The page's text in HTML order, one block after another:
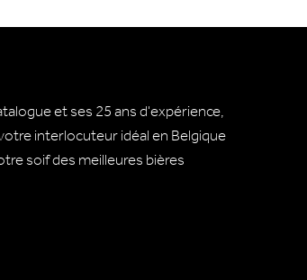
et ses 25 ans d'expérience,
interlocuteur idéal en Belgique
soif des meilleures bières